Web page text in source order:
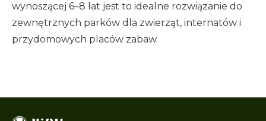
wynoszącej 6–8 lat jest to idealne rozwiązanie do
zewnętrznych parków dla zwierząt, internatów i
przydomowych placów zabaw.